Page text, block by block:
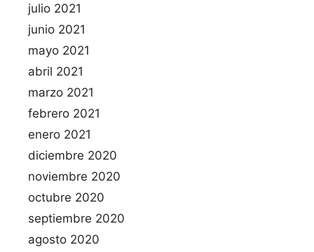
julio 2021
junio 2021
mayo 2021
abril 2021
marzo 2021
febrero 2021
enero 2021
diciembre 2020
noviembre 2020
octubre 2020
septiembre 2020
agosto 2020